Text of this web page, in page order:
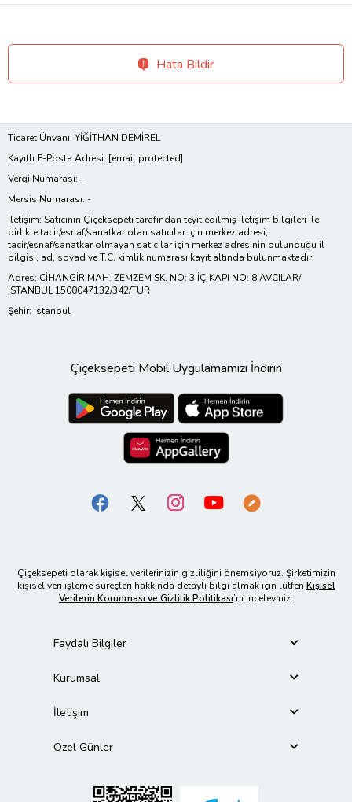
Hata Bildir
Ticaret Ünvanı: YİĞİTHAN DEMİREL
Kayıtlı E-Posta Adresi: [email protected]
Vergi Numarası: -
Mersis Numarası: -
İletişim: Satıcının Çiçeksepeti tarafından teyit edilmiş iletişim bilgileri ile
birlikte tacir/esnaf/sanatkar olan satıcılar için merkez adresi;
tacir/esnaf/sanatkar olmayan satıcılar için merkez adresinin bulunduğu il
bilgisi, ad, soyad ve T.C. kimlik numarası kayıt altında bulunmaktadır.
Adres: CİHANGİR MAH. ZEMZEM SK. NO: 3 İÇ KAPI NO: 8 AVCILAR/
İSTANBUL 1500047132/342/TUR
Şehir: İstanbul
Çiçeksepeti Mobil Uygulamamızı İndirin
Çiçeksepeti olarak kişisel verilerinizin gizliliğini önemsiyoruz. Şirketimizin
kişisel veri işleme süreçleri hakkında detaylı bilgi almak için lütfen Kişisel
Verilerin Korunması ve Gizlilik Politikası’nı inceleyiniz.
Faydalı Bilgiler
Kurumsal
İletişim
Özel Günler